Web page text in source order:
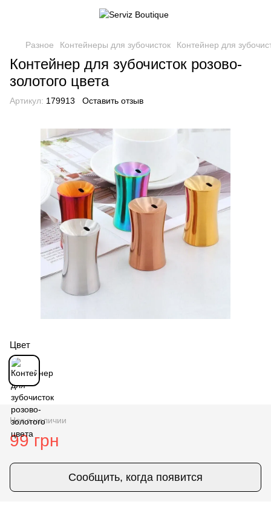
Разное Контейнеры для зубочисток Контейнер для
Контейнер для зубочисток розово-
золотого цвета
Артикул: 179913 Оставить отзыв
Цвет
Нет в наличии
99 грн
Сообщить, когда появится